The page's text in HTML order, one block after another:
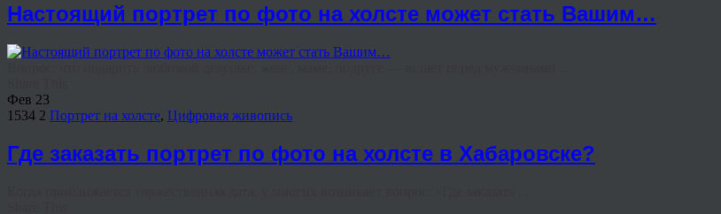
Настоящий портрет по фото на холсте может стать Вашим…
Фев 23
1534 2 Портрет на холсте, Цифровая живопись
Где заказать портрет по фото на холсте в Хабаровске?